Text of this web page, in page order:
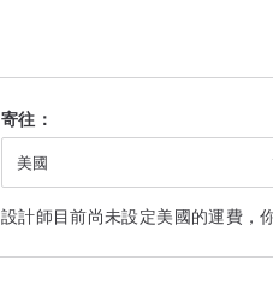
寄往：
美國
設計師目前尚未設定美國的運費，